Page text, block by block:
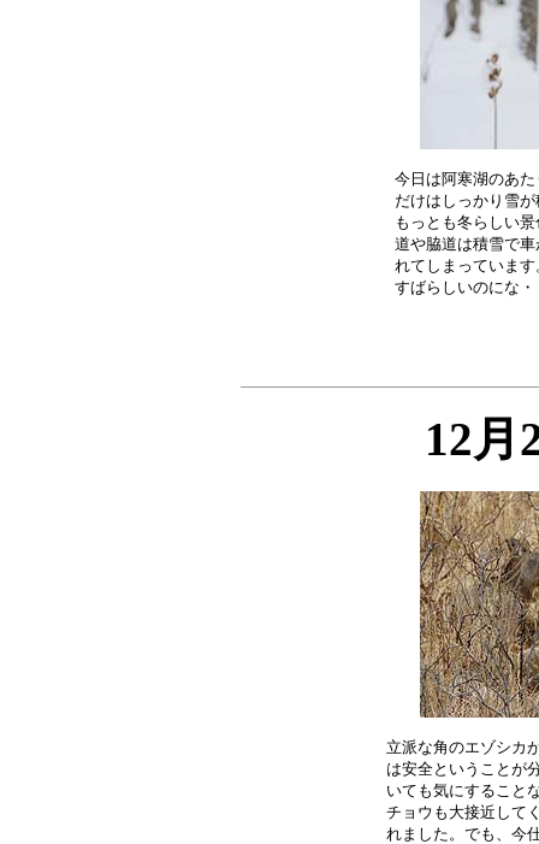
今日は阿寒湖のあ
だけはしっかり雪
もっとも冬らしい
道や脇道は積雪で
れてしまっていま
12月
立派な角のエゾシカ
は安全ということが
いても気にすること
チョウも大接近して
れました。でも、今